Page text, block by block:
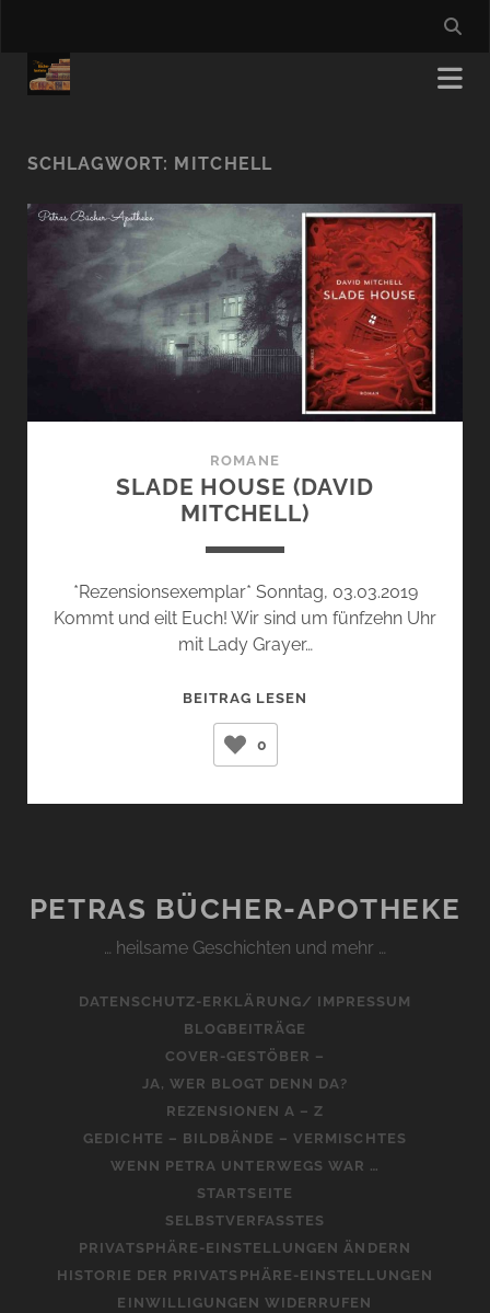
SCHLAGWORT: MITCHELL
ROMANE
SLADE HOUSE (DAVID
MITCHELL)
*Rezensionsexemplar* Sonntag, 03.03.2019
Kommt und eilt Euch! Wir sind um fünfzehn Uhr
mit Lady Grayer…
BEITRAG LESEN
0
PETRAS BÜCHER-APOTHEKE
… heilsame Geschichten und mehr …
DATENSCHUTZ-ERKLÄRUNG/ IMPRESSUM
BLOGBEITRÄGE
COVER-GESTÖBER –
JA, WER BLOGT DENN DA?
REZENSIONEN A – Z
GEDICHTE – BILDBÄNDE – VERMISCHTES
WENN PETRA UNTERWEGS WAR …
STARTSEITE
SELBSTVERFASSTES
PRIVATSPHÄRE-EINSTELLUNGEN ÄNDERN
HISTORIE DER PRIVATSPHÄRE-EINSTELLUNGEN
EINWILLIGUNGEN WIDERRUFEN